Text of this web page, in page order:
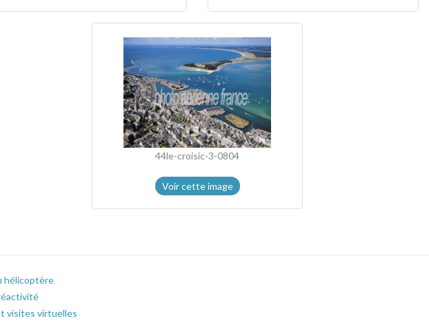
44le-croisic-3-0804
Voir cette image
hélicoptère
visites virtuelles